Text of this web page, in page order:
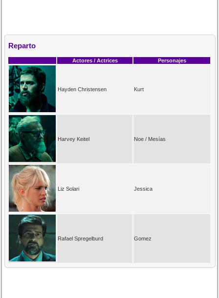
Reparto
Actores / Actrices Personajes
Hayden Christensen Kurt
Harvey Keitel Noe / Mesías
Liz Solari Jessica
Rafael Spregelburd Gomez